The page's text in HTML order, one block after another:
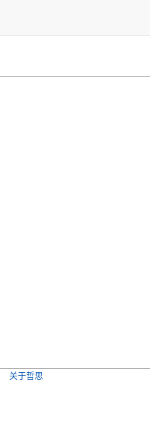
关于哲思